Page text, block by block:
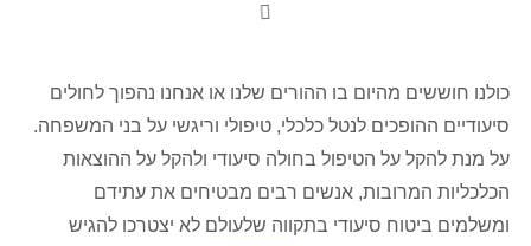
כולנו חוששים מהיום בו ההורים שלנו או אנחנו נהפוך לחולים
סיעודיים ההופכים לנטל כלכלי, טיפולי וריגשי על בני המשפחה.
על מנת להקל על הטיפול בחולה סיעודי ולהקל על ההוצאות
הכלכליות המרובות, אנשים רבים מבטיחים את עתידם
ומשלמים ביטוח סיעודי בתקווה שלעולם לא יצטרכו להגיש